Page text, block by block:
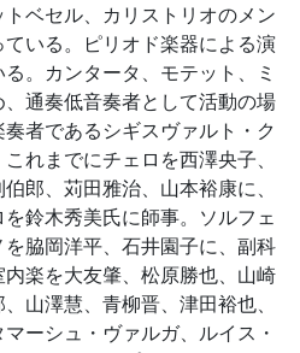
ベセル、カリストリオのメン
いる。ピリオド楽器による演
。カンタータ、モテット、ミ
通奏低音奏者として活動の場
者であるシギスヴァルト・ク
れまでにチェロを西澤央子、
郎、苅田雅治、山本裕康に、
鈴木秀美氏に師事。ソルフェ
脇岡洋平、石井園子に、副科
楽を大友肇、松原勝也、山崎
山澤慧、青柳晋、津田裕也、
ーシュ・ヴァルガ、ルイス・